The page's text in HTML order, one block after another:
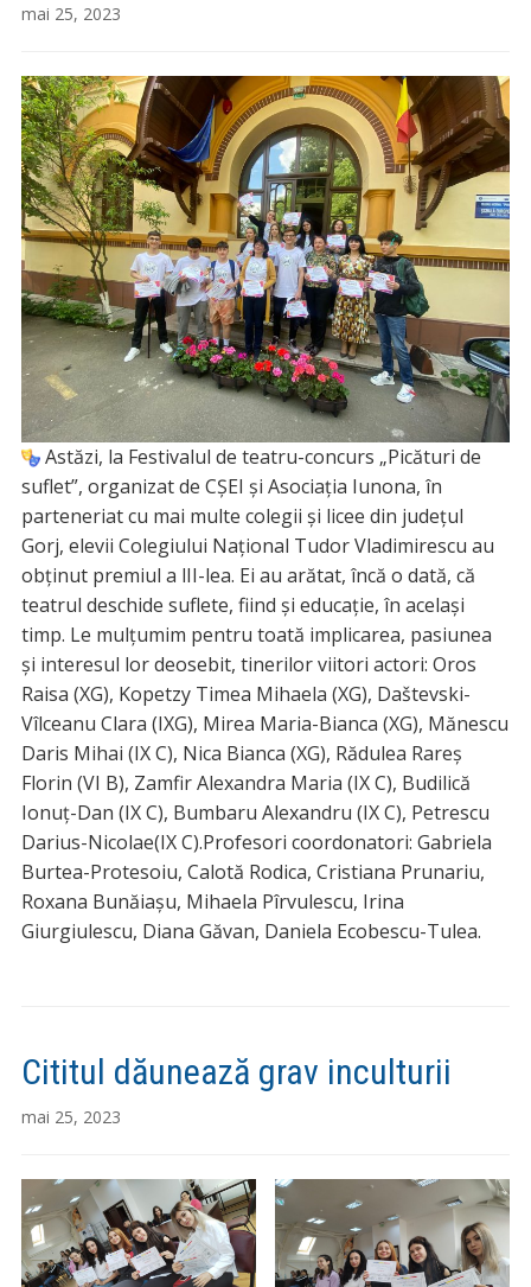
mai 25, 2023
Astăzi, la Festivalul de teatru-concurs „Picături de
suflet”, organizat de CȘEI și Asociația Iunona, în
parteneriat cu mai multe colegii și licee din județul
Gorj, elevii Colegiului Național Tudor Vladimirescu au
obținut premiul a lII-lea. Ei au arătat, încă o dată, că
teatrul deschide suflete, fiind și educație, în același
timp. Le mulțumim pentru toată implicarea, pasiunea
și interesul lor deosebit, tinerilor viitori actori: Oros
Raisa (XG), Kopetzy Timea Mihaela (XG), Daštevski-
Vîlceanu Clara (IXG), Mirea Maria-Bianca (XG), Mănescu
Daris Mihai (IX C), Nica Bianca (XG), Rădulea Rareş
Florin (VI B), Zamfir Alexandra Maria (IX C), Budilică
Ionuț-Dan (IX C), Bumbaru Alexandru (IX C), Petrescu
Darius-Nicolae(IX C).Profesori coordonatori: Gabriela
Burtea-Protesoiu, Calotă Rodica, Cristiana Prunariu,
Roxana Bunăiaşu, Mihaela Pîrvulescu, Irina
Giurgiulescu, Diana Găvan, Daniela Ecobescu-Tulea.
Cititul dăunează grav inculturii
mai 25, 2023